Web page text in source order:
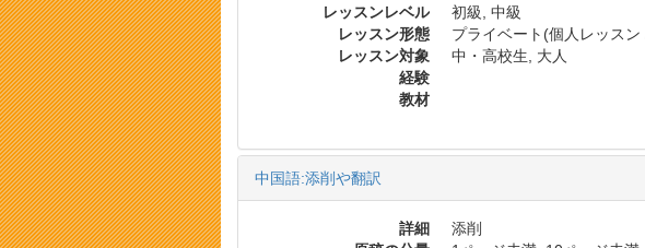
レッスンレベル
初級, 中級
レッスン形態
プライベート(個人レッス
レッスン対象
中・高校生, 大人
経験
教材
中国語:添削や翻訳
詳細
添削